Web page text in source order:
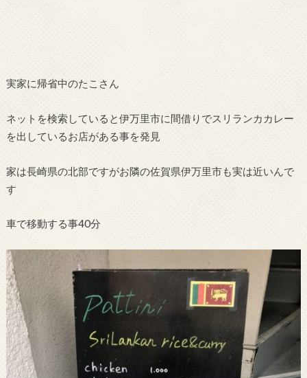
実家に帰省中のたこさん
ネットを検索していると伊万里市に間借りでスリランカカレー
を出しているお店がある事を発見
家は長崎県の北部ですがお隣の佐賀県伊万里市も実は近いんで
す
車で移動する事40分